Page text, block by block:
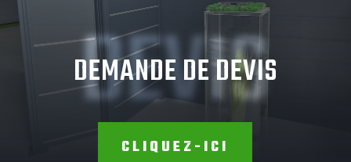
DEVIS
DEMANDE DE DEVIS
CLIQUEZ-ICI